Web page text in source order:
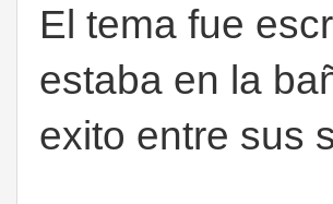
El tema fue
estaba en la
exito entre sus